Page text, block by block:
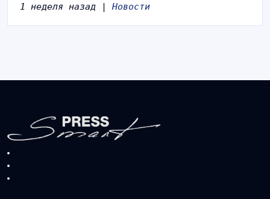
1 неделя назад | Новости